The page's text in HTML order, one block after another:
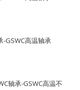
-GSWC高温轴承
轴承-GSWC高温不